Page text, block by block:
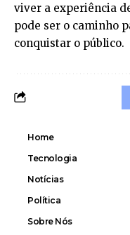
viver a experiência
pode ser o caminho
conquistar o público.
Home
Tecnologia
Notícias
Política
Sobre Nós